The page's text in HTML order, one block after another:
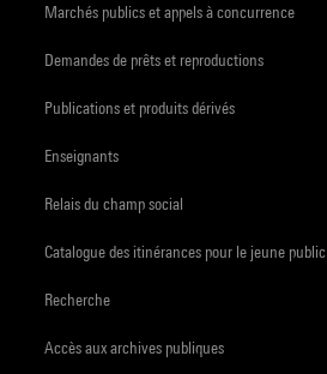
Marchés publics et appels à concurrence
Demandes de prêts et reproductions
Publications et produits dérivés
Enseignants
Relais du champ social
Catalogue des itinérances pour le jeune public
Recherche
Accès aux archives publiques